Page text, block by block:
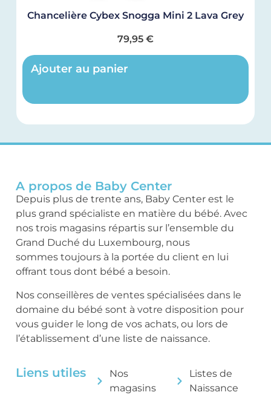
Chancelière Cybex Snogga Mini 2 Lava Grey
79,95 €
Ajouter au panier
A propos de Baby Center
Depuis plus de trente ans, Baby Center est le
plus grand spécialiste en matière du bébé. Avec
nos trois magasins répartis sur l’ensemble du
Grand Duché du Luxembourg, nous
sommes toujours à la portée du client en lui
offrant tous dont bébé a besoin.
Nos conseillères de ventes spécialisées dans le
domaine du bébé sont à votre disposition pour
vous guider le long de vos achats, ou lors de
l’établissement d’une liste de naissance.
Liens utiles
Nos
magasins
Listes de
Naissance